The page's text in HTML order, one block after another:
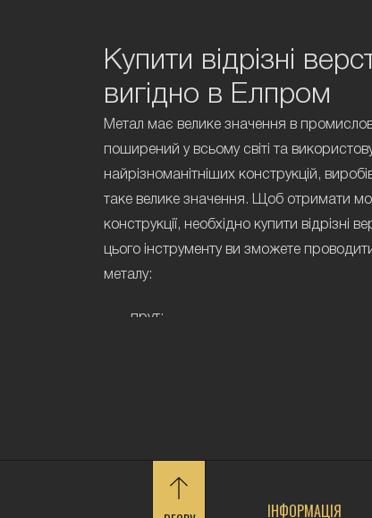
Купити відрізні
вигідно в Елпром
Метал має велике значення в
поширений у всьому світі та
найрізноманітніших конструкцій,
таке велике значення. Щоб отримати
конструкції, необхідно купити
цього інструменту ви зможете
металу:
прут;
заощадите свій час і сили. Інструмент
якій обробка металів будь-якої
ІНФОРМАЦІЯ